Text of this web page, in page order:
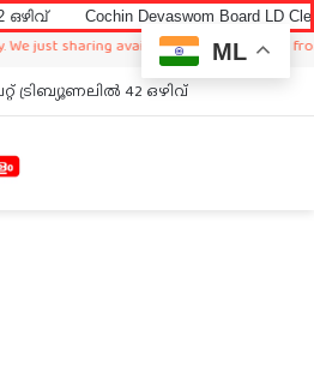
Cochin Devaswom Board LD Clerk Exam
sharing available job in worldwide from
ട്രിബ്യൂണലിൽ 42 ഒഴിവ്
ML